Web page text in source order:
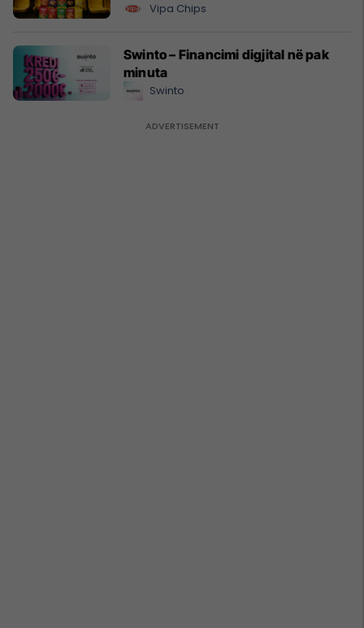
Vipa Chips
Swinto – Financimi digjital në pak
minuta
Swinto